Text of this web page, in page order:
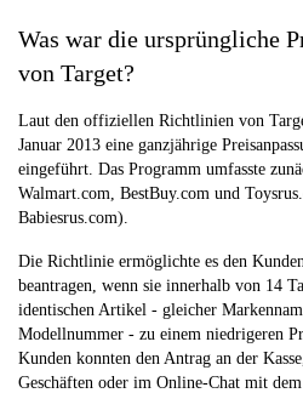
Was war die ursprüngliche
von Target?
Laut den offiziellen Richtlinien von
Januar 2013 eine ganzjährige
eingeführt. Das Programm umfasste
Walmart.com, BestBuy.com und
Babiesrus.com).
Die Richtlinie ermöglichte es den
beantragen, wenn sie innerhalb von 14
identischen Artikel - gleicher
Modellnummer - zu einem niedrigeren
Kunden konnten den Antrag an der
Geschäften oder im Online-Chat mit